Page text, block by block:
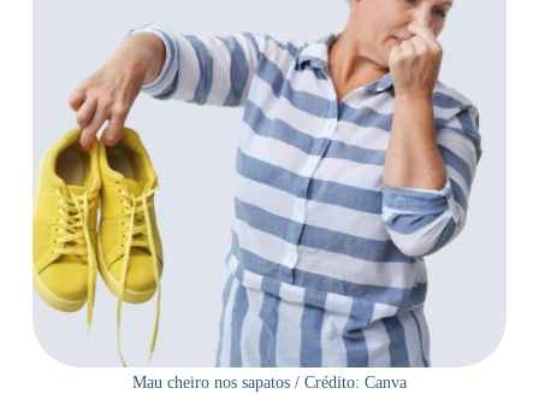
Mau cheiro nos sapatos / Crédito: Canva